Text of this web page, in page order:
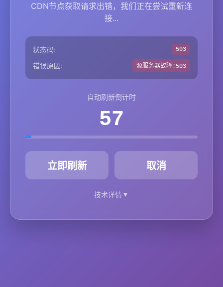
CDN节点获取请求出错，我们正在尝试重新连
接...
状态码: 503
错误原因: 源服务器故障:503
自动刷新倒计时
57
立即刷新 取消
技术详情▼